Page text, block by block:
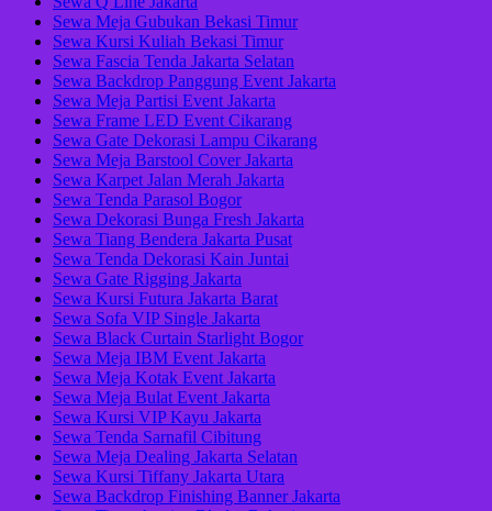
Sewa Meja Gubukan Bekasi Timur
Sewa Kursi Kuliah Bekasi Timur
Sewa Fascia Tenda Jakarta Selatan
Sewa Backdrop Panggung Event Jakarta
Sewa Meja Partisi Event Jakarta
Sewa Frame LED Event Cikarang
Sewa Gate Dekorasi Lampu Cikarang
Sewa Meja Barstool Cover Jakarta
Sewa Karpet Jalan Merah Jakarta
Sewa Tenda Parasol Bogor
Sewa Dekorasi Bunga Fresh Jakarta
Sewa Tiang Bendera Jakarta Pusat
Sewa Tenda Dekorasi Kain Juntai
Sewa Gate Rigging Jakarta
Sewa Kursi Futura Jakarta Barat
Sewa Sofa VIP Single Jakarta
Sewa Black Curtain Starlight Bogor
Sewa Meja IBM Event Jakarta
Sewa Meja Kotak Event Jakarta
Sewa Meja Bulat Event Jakarta
Sewa Kursi VIP Kayu Jakarta
Sewa Tenda Sarnafil Cibitung
Sewa Meja Dealing Jakarta Selatan
Sewa Kursi Tiffany Jakarta Utara
Sewa Backdrop Finishing Banner Jakarta